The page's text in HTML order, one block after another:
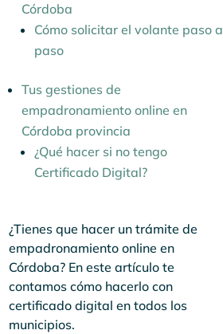
Córdoba
Cómo solicitar el volante paso a
paso
Tus gestiones de
empadronamiento online en
Córdoba provincia
¿Qué hacer si no tengo
Certificado Digital?
¿Tienes que hacer un trámite de
empadronamiento online en
Córdoba? En este artículo te
contamos cómo hacerlo con
certificado digital en todos los
municipios.